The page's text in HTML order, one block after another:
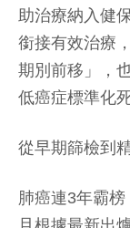
助治療納入健
銜接有效治療
期別前移」，
低癌症標準化
從早期篩檢到
肺癌連3年霸榜